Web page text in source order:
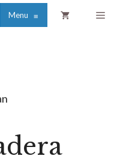
Menu ≡